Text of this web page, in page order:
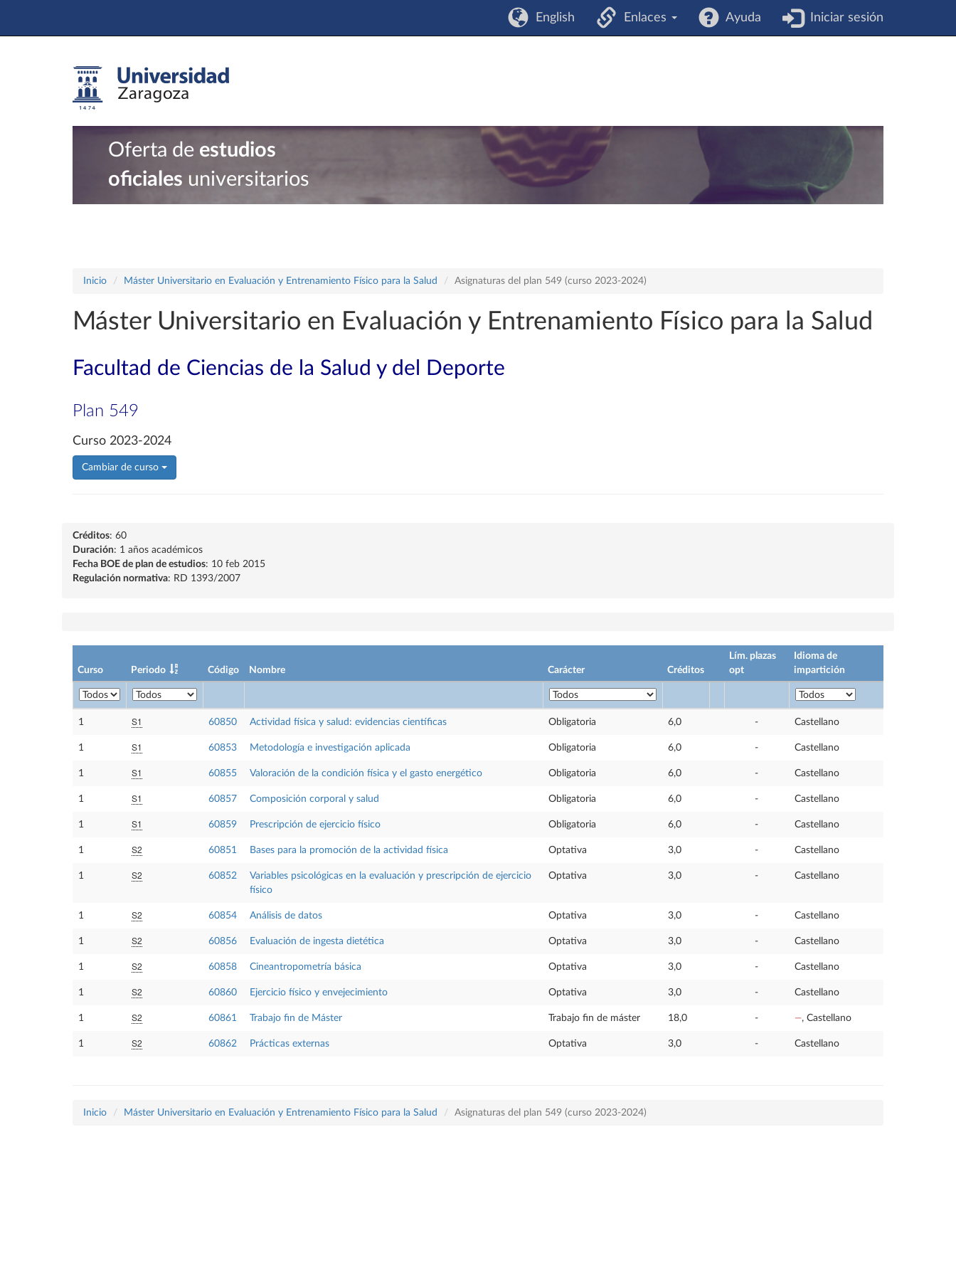
English Enlaces Ayuda Iniciar sesión
Oferta de estudios
oficiales universitarios
Inicio Máster Universitario en Evaluación y Entrenamiento Físico para la Salud Asignaturas del plan 549 (curso 2023-2024)
Máster Universitario en Evaluación y Entrenamiento Físico para la Salud
Facultad de Ciencias de la Salud y del Deporte
Plan 549
Curso 2023-2024
Cambiar de curso
Créditos: 60
Duración: 1 años académicos
Fecha BOE de plan de estudios: 10 feb 2015
Regulación normativa: RD 1393/2007
Curso Periodo Código Nombre Carácter Créditos
Lím. plazas
opt
Idioma de
impartición
1 S1 60850 Actividad física y salud: evidencias científicas Obligatoria 6,0 - Castellano
1 S1 60853 Metodología e investigación aplicada Obligatoria 6,0 - Castellano
1 S1 60855 Valoración de la condición física y el gasto energético Obligatoria 6,0 - Castellano
1 S1 60857 Composición corporal y salud Obligatoria 6,0 - Castellano
1 S1 60859 Prescripción de ejercicio físico Obligatoria 6,0 - Castellano
1 S2 60851 Bases para la promoción de la actividad física Optativa 3,0 - Castellano
1 S2 60852
Variables psicológicas en la evaluación y prescripción de ejercicio
físico
Optativa 3,0 - Castellano
1 S2 60854 Análisis de datos Optativa 3,0 - Castellano
1 S2 60856 Evaluación de ingesta dietética Optativa 3,0 - Castellano
1 S2 60858 Cineantropometría básica Optativa 3,0 - Castellano
1 S2 60860 Ejercicio físico y envejecimiento Optativa 3,0 - Castellano
1 S2 60861 Trabajo fin de Máster Trabajo fin de máster 18,0 - —, Castellano
1 S2 60862 Prácticas externas Optativa 3,0 - Castellano
Inicio Máster Universitario en Evaluación y Entrenamiento Físico para la Salud Asignaturas del plan 549 (curso 2023-2024)